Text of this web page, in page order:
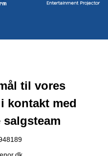
til vores
kontakt med